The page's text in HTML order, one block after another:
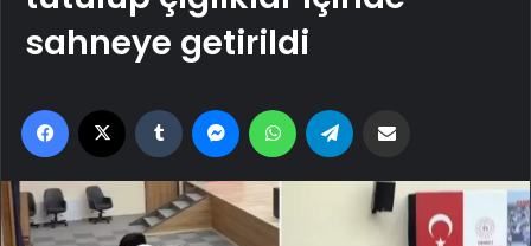
sahneye getirildi
Facebook Tumblr MessengerWhatsApp